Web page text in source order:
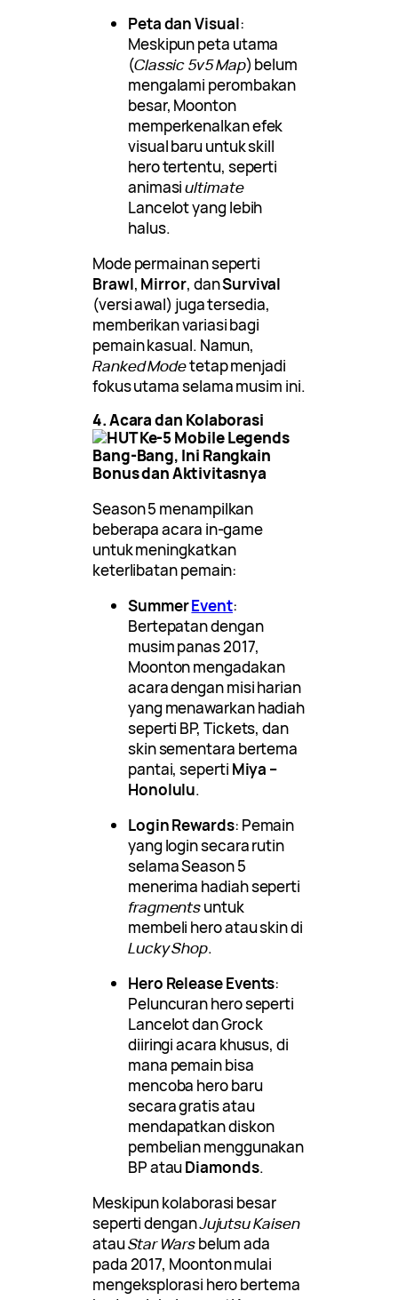
Peta dan Visual:
Meskipun peta utama
(Classic 5v5 Map) belum
mengalami perombakan
besar, Moonton
memperkenalkan efek
visual baru untuk skill
hero tertentu, seperti
animasiultimate
Lancelot yang lebih
halus.
Mode permainan seperti
Brawl, Mirror, danSurvival
(versi awal) juga tersedia,
memberikan variasi bagi
pemain kasual. Namun,
Ranked Modetetap menjadi
fokus utama selama musim ini.
4. Acara dan Kolaborasi
Season 5 menampilkan
beberapa acara in-game
untuk meningkatkan
keterlibatan pemain:
SummerEvent:
Bertepatan dengan
musim panas 2017,
Moonton mengadakan
acara dengan misi harian
yang menawarkan hadiah
seperti BP, Tickets, dan
skin sementara bertema
pantai, seperti Miya –
Honolulu.
Login Rewards: Pemain
yang login secara rutin
selama Season 5
menerima hadiah seperti
fragmentsuntuk
membeli hero atau skin di
Lucky Shop.
Hero Release Events:
Peluncuran hero seperti
Lancelot dan Grock
diiringi acara khusus, di
mana pemain bisa
mencoba hero baru
secara gratis atau
mendapatkan diskon
pembelian menggunakan
BP atauDiamonds.
Meskipun kolaborasi besar
seperti denganJujutsu Kaisen
atauStar Warsbelum ada
pada 2017, Moonton mulai
mengeksplorasi hero bertema